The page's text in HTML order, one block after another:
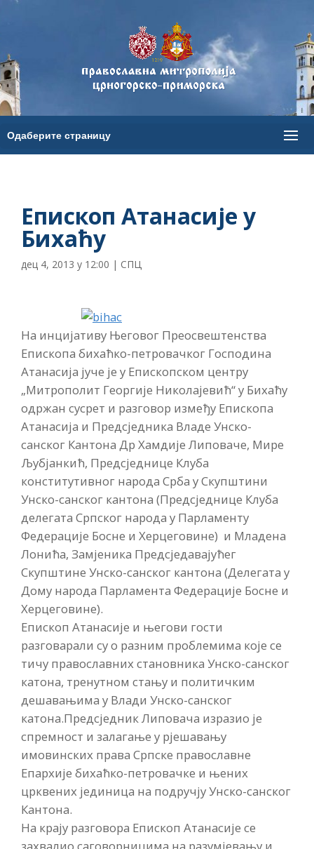
Епископ Атанасије у
Бихаћу
дец 4, 2013 у 12:00 | СПЦ
На инцијативу Његовог Преосвештенства
Епископа бихаћко-петровачког Господина
Атанасија јуче је у Епископском центру
„Митрополит Георгије Николајевић“ у Бихаћу
одржан сусрет и разговор између Епископа
Атанасија и Предсједника Владе Унско-
санског Кантона Др Хамдије Липоваче, Мире
Љубјанкић, Предсједнице Клуба
конститутивног народа Срба у Скупштини
Унско-санског кантона (Предсједнице Клуба
делегата Српског народа у Парламенту
Федерације Босне и Херцеговине) и Младена
Лонића, Замјеника Предсједавајућег
Скупштине Унско-санског кантона (Делегата у
Дому народа Парламента Федерације Босне и
Херцеговине).
Епископ Атанасије и његови гости
разговарали су о разним проблемима које се
тичу православних становника Унско-санског
катона, тренутном стању и политичким
дешавањима у Влади Унско-санског
катона.Предсједник Липовача изразио је
спремност и залагање у рјешавању
имовинских права Српске православне
Епархије бихаћко-петровачке и њених
црквених јединица на подручју Унско-санског
Кантона.
На крају разговора Епископ Атанасије се